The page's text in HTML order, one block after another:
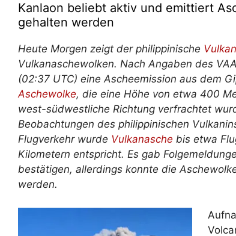
Kanlaon beliebt aktiv und emittiert
gehalten werden
Heute Morgen zeigt der philippinische Vulkan
Vulkanaschewolken. Nach Angaben des
(02:37 UTC) eine Ascheemission aus dem
Aschewolke, die eine Höhe von etwa 400
west-südwestliche Richtung verfrachtet
Beobachtungen des philippinischen
Flugverkehr wurde Vulkanasche bis etwa
Kilometern entspricht. Es gab
bestätigen, allerdings konnte die
werden.